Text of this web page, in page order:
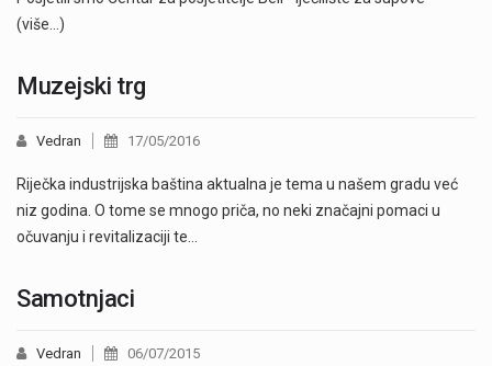
(više…)
Muzejski trg
Vedran 17/05/2016
Riječka industrijska baština aktualna je tema u našem gradu već
niz godina. O tome se mnogo priča, no neki značajni pomaci u
očuvanju i revitalizaciji te…
Samotnjaci
Vedran 06/07/2015